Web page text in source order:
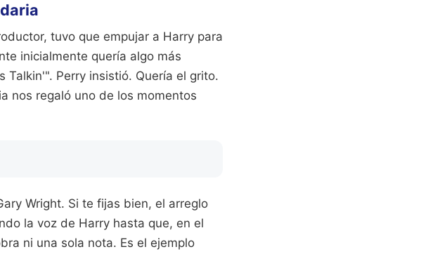
tuvo que empujar a Harry para
inicialmente quería algo más
Perry insistió. Quería el grito.
nos regaló uno de los momentos
Wright. Si te fijas bien, el arreglo
la voz de Harry hasta que, en el
ni una sola nota. Es el ejemplo